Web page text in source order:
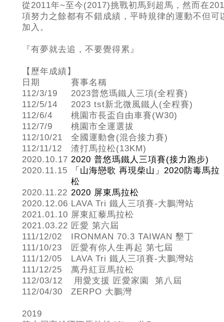
從2011年~至今(2017)挑戰初馬到超馬，然而在
項努力之餘都有不錯成績，平時規律的運動不但
加入。
『有夢就去追，不要覺得累』
【歷年成績】
日期
賽事名稱
112/3/19
2023普悠瑪鐵人三項(全程賽)
112/5/14
2023 tst新北微風鐵人(全程賽)
112/6/4
桃園市長盃自由車賽(W30)
112/7/9
桃園市全運選拔
112/10/21
全國運動會(混合接力賽)
112/11/12
渣打馬拉松(13KM)
2020.10.17 2020 普悠瑪鐵人三項賽(接力跑步)
2020.11.15
「山海戀歌 再現柴山」2020防毒馬拉
松
2020.11.22 2020 屏東馬拉松
2020.12.06 LAVA Tri 鐵人三項賽-大鵬灣站
2021.01.10 屏東紅藜馬拉松
2021.03.22 匠愛 第六屆
111/12/02
IRONMAN 70.3 TAIWAN 墾丁
111/10/23
匠愛有你人生再起 第七屆
111/12/05
LAVA Tri 鐵人三項賽-大鵬灣站
111/12/25
萬丹紅豆馬拉松
112/03/12
用愛支援 匠愛家園 第八屆
112/04/30
ZERPO 大鵬灣
2019